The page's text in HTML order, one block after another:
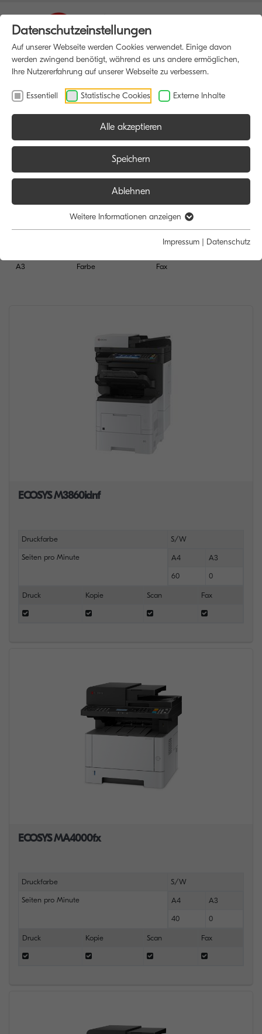
A3 Farbe
Funktion:
Scan
Fax
ECOSYS M3860idnf
Druckfarbe S/W
Seiten pro Minute A4 A3
60 0
Druck Kopie Scan Fax
ECOSYS MA4000fx
Druckfarbe S/W
Seiten pro Minute A4 A3
40 0
Druck Kopie Scan Fax
Datenschutzeinstellungen
Auf unserer Webseite werden Cookies verwendet. Einige davon
werden zwingend benötigt, während es uns andere ermöglichen,
Ihre Nutzererfahrung auf unserer Webseite zu verbessern.
Essentiell Statistische Cookies Externe Inhalte
Alle akzeptieren
Speichern
Ablehnen
Weitere Informationen anzeigen
Impressum | Datenschutz